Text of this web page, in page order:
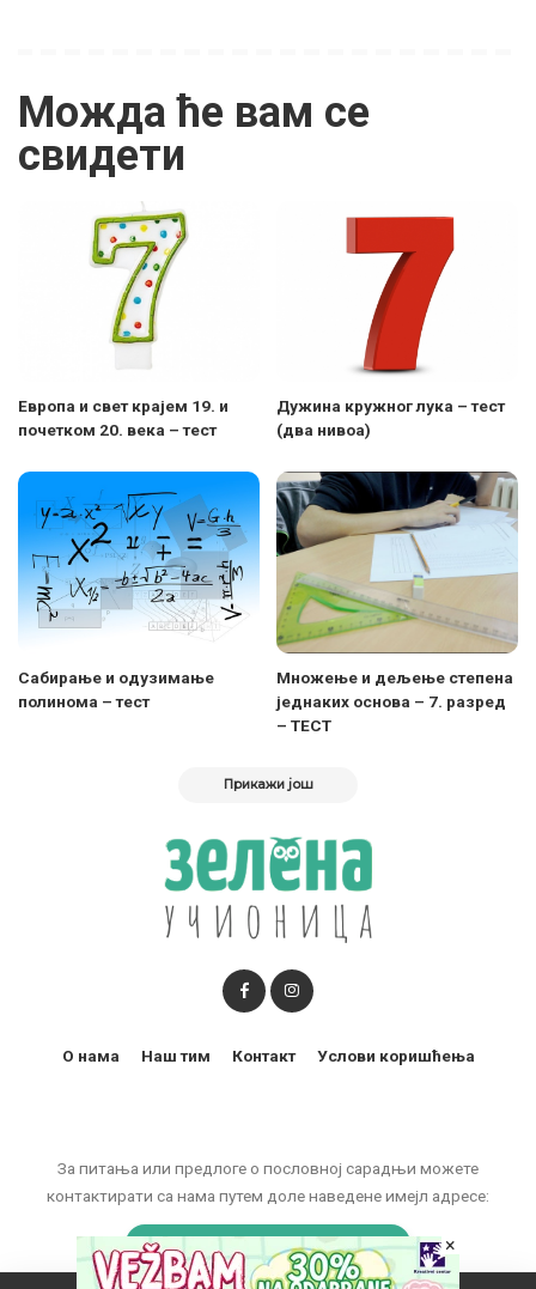
Можда ће вам се
свидети
Европа и свет крајем 19. и
почетком 20. века – тест
Дужина кружног лука – тест
(два нивоа)
Сабирање и одузимање
полинома – тест
Множење и дељење степена
једнаких основа – 7. разред
– ТЕСТ
Прикажи још
За питања или предлоге о пословној сарадњи можете
контактирати са нама путем доле наведене имејл адресе:
marketing@zelenaucionica.com
О нама Наш тим Контакт Услови коришћења
×